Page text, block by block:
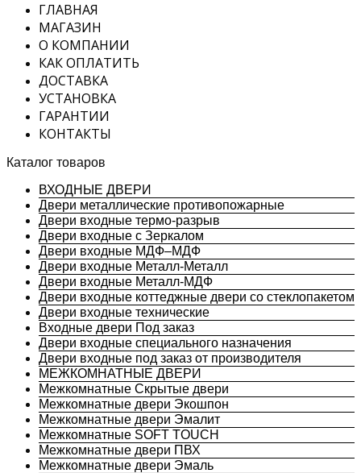
ГЛАВНАЯ
МАГАЗИН
О КОМПАНИИ
КАК ОПЛАТИТЬ
ДОСТАВКА
УСТАНОВКА
ГАРАНТИИ
КОНТАКТЫ
Каталог товаров
ВХОДНЫЕ ДВЕРИ
Двери металлические противопожарные
Двери входные термо-разрыв
Двери входные с Зеркалом
Двери входные МДФ–МДФ
Двери входные Металл-Металл
Двери входные Металл-МДФ
Двери входные коттеджные двери со стеклопакетом
Двери входные технические
Входные двери Под заказ
Двери входные специального назначения
Двери входные под заказ от производителя
МЕЖКОМНАТНЫЕ ДВЕРИ
Межкомнатные Скрытые двери
Межкомнатные двери Экошпон
Межкомнатные двери Эмалит
Межкомнатные SOFT TOUCH
Межкомнатные двери ПВХ
Межкомнатные двери Эмаль